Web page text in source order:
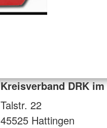
Kreisverband DRK
Talstr. 22
45525 Hattingen